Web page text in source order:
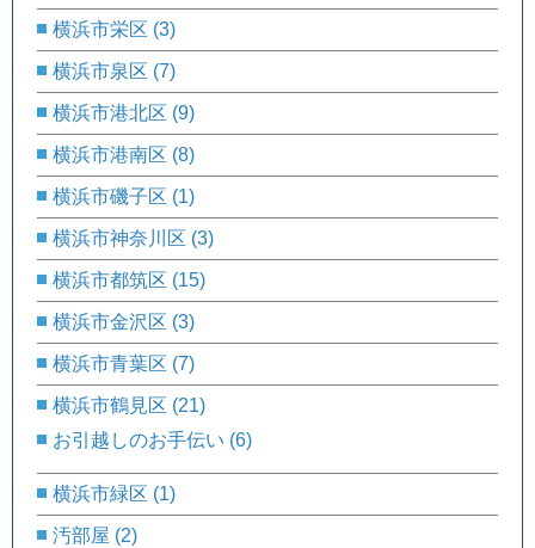
横浜市栄区 (3)
横浜市泉区 (7)
横浜市港北区 (9)
横浜市港南区 (8)
横浜市磯子区 (1)
横浜市神奈川区 (3)
横浜市都筑区 (15)
横浜市金沢区 (3)
横浜市青葉区 (7)
横浜市鶴見区 (21)
お引越しのお手伝い (6)
横浜市緑区 (1)
汚部屋 (2)